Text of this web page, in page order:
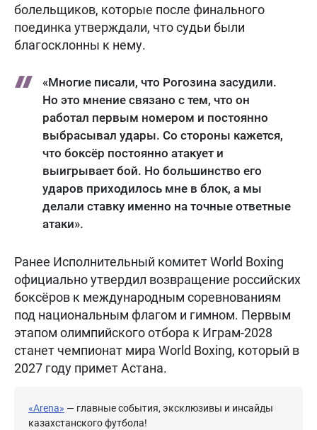
болельщиков, которые после финального
поединка утверждали, что судьи были
благосклонны к нему.
«Многие писали, что Рогозина засудили.
Но это мнение связано с тем, что он
работал первым номером и постоянно
выбрасывал удары. Со стороны кажется,
что боксёр постоянно атакует и
выигрывает бой. Но большинство его
ударов приходилось мне в блок, а мы
делали ставку именно на точные ответные
атаки».
Ранее Исполнительный комитет World Boxing
официально утвердил возвращение российских
боксёров к международным соревнованиям
под национальным флагом и гимном. Первым
этапом олимпийского отбора к Играм-2028
станет чемпионат мира World Boxing, который в
2027 году примет Астана.
«Arena» — главные события, эксклюзивы и инсайды
казахстанского футбола!